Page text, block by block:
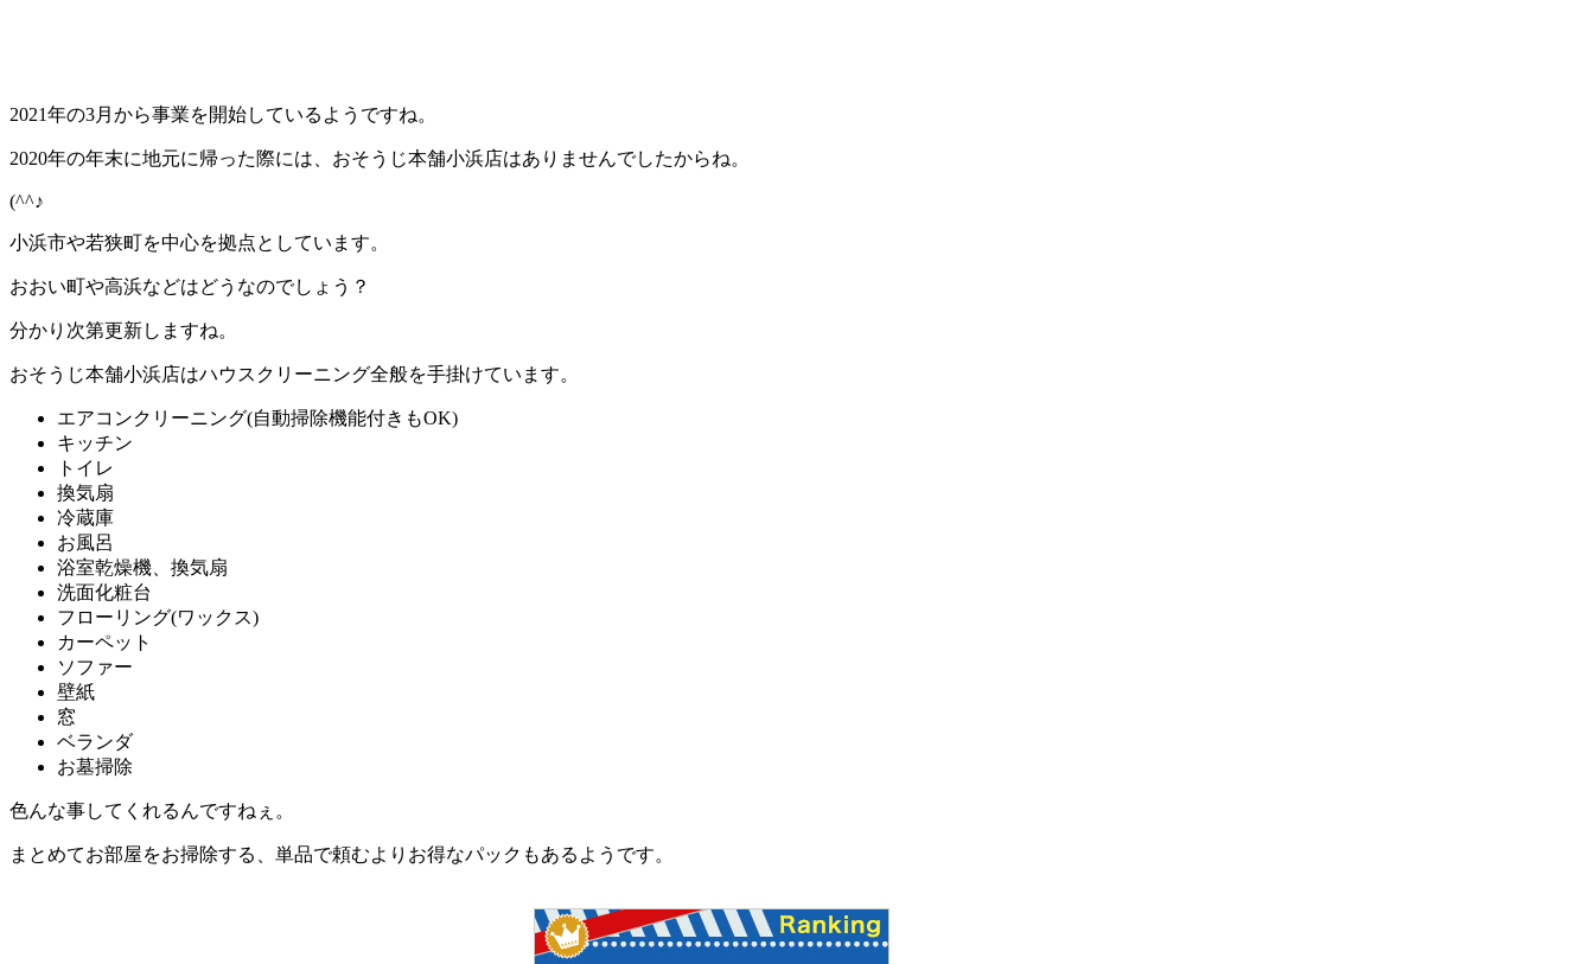
2021年の3月から事業を開始しているようですね。
2020年の年末に地元に帰った際には、おそうじ本舗小浜店はありませんでしたからね。
(^^♪
小浜市や若狭町を中心を拠点としています。
おおい町や高浜などはどうなのでしょう？
分かり次第更新しますね。
おそうじ本舗小浜店はハウスクリーニング全般を手掛けています。
エアコンクリーニング(自動掃除機能付きもOK)
キッチン
トイレ
換気扇
冷蔵庫
お風呂
浴室乾燥機、換気扇
洗面化粧台
フローリング(ワックス)
カーペット
ソファー
壁紙
窓
ベランダ
お墓掃除
色んな事してくれるんですねぇ。
まとめてお部屋をお掃除する、単品で頼むよりお得なパックもあるようです。